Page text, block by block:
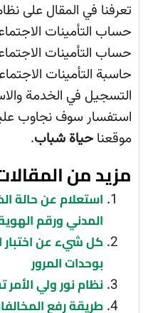
تعرفنا في المقال على
حساب التأمينات
حساب التأمينات
حاسبة التأمينات
التسجيل في الخدمة
استفسار سوف نجاوب
موقعنا حياة شباب.
مزيد من
استعلام عن حالة
المدني ورقم
كل شيء عن اختبار
بوحدات المرور
نظام نور ولي
طريقة رفع